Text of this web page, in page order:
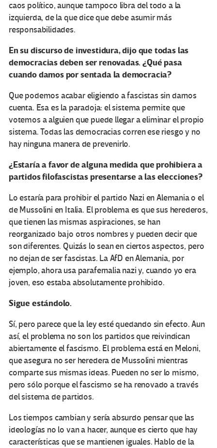
caos político, aunque tampoco libra del todo a la
izquierda, de la que dice que debe asumir más
responsabilidades.
En su discurso de investidura, dijo que todas las
democracias deben ser renovadas. ¿Qué pasa
cuando damos por sentada la democracia?
Que podemos acabar eligiendo a fascistas sin darnos
cuenta. Esa es la paradoja: el sistema permite que
votemos a alguien que puede llegar a eliminar el propio
sistema. Todas las democracias corren ese riesgo y no
hay ninguna manera de prevenirlo.
¿Estaría a favor de alguna medida que prohibiera a
partidos filofascistas presentarse a las elecciones?
Lo estaría para prohibir el partido Nazi en Alemania o el
de Mussolini en Italia. El problema es que sus herederos,
que tienen las mismas aspiraciones, se han
reorganizado bajo otros nombres y pueden decir que
son diferentes. Quizás lo sean en ciertos aspectos, pero
no dejan de ser fascistas. La AfD en Alemania, por
ejemplo, ahora usa parafernalia nazi y, cuando yo era
joven, eso estaba absolutamente prohibido.
Sigue estándolo.
Sí, pero parece que la ley esté quedando sin efecto. Aun
así, el problema no son los partidos que reivindican
abiertamente el fascismo. El problema está en Meloni,
que asegura no ser heredera de Mussolini mientras
comparte sus mismas ideas. Pueden no ser lo mismo,
pero sólo porque el fascismo se ha renovado a través
del sistema de partidos.
Los tiempos cambian y sería absurdo pensar que las
ideologías no lo van a hacer, aunque es cierto que hay
características que se mantienen iguales. Hablo de la